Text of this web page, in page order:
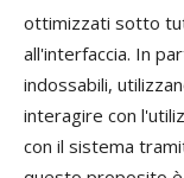
ottimizzati sotto
all'interfaccia. In
indossabili,
interagire con
con il sistema